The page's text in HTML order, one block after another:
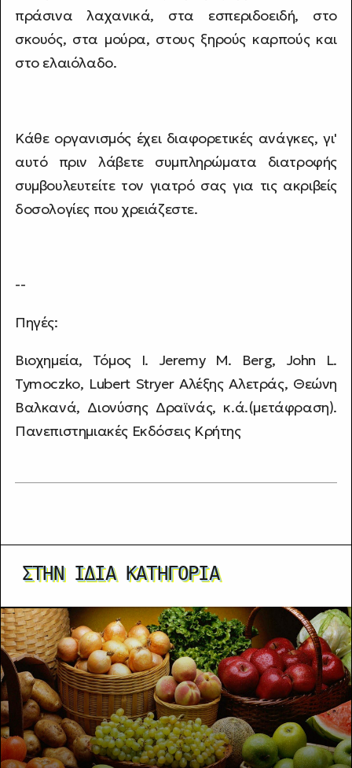
πράσινα λαχανικά, στα εσπεριδοειδή, στο
σκουός, στα μούρα, στους ξηρούς καρπούς και
στο ελαιόλαδο.
Κάθε οργανισμός έχει διαφορετικές ανάγκες, γι'
αυτό πριν λάβετε συμπληρώματα διατροφής
συμβουλευτείτε τον γιατρό σας για τις ακριβείς
δοσολογίες που χρειάζεστε.
--
Πηγές:
Βιοχημεία, Τόμος I. Jeremy M. Berg, John L.
Tymoczko, Lubert Stryer Αλέξης Αλετράς, Θεώνη
Βαλκανά, Διονύσης Δραϊνάς, κ.ά.(μετάφραση).
Πανεπιστημιακές Εκδόσεις Κρήτης
ΣΤΗΝ ΊΔΙΑ ΚΑΤΗΓΟΡΊΑ